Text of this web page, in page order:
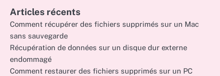
Articles récents
Comment récupérer des fichiers supprimés sur un Mac
sans sauvegarde
Récupération de données sur un disque dur externe
endommagé
Comment restaurer des fichiers supprimés sur un PC